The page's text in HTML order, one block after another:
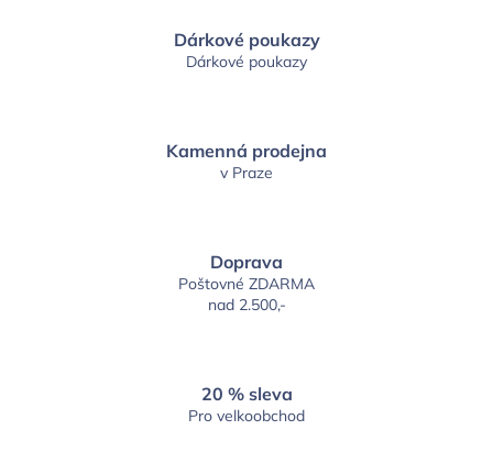
Dárkové poukazy
Dárkové poukazy
Kamenná prodejna
v Praze
Doprava
Poštovné ZDARMA
nad 2.500,-
20 % sleva
Pro velkoobchod